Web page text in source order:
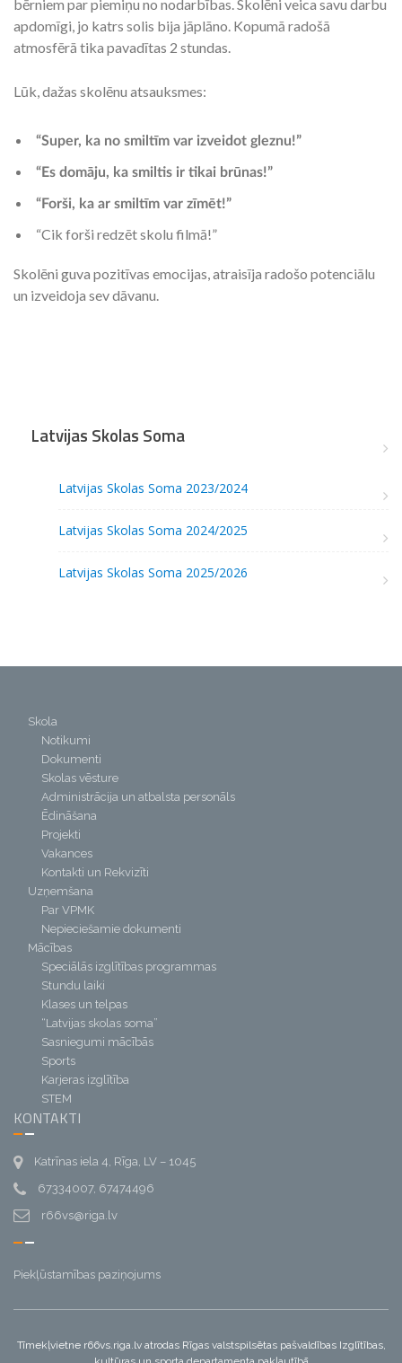
bērniem par piemiņu no nodarbības. Skolēni veica savu darbu
apdomīgi, jo katrs solis bija jāplāno. Kopumā radošā
atmosfērā tika pavadītas 2 stundas.
Lūk, dažas skolēnu atsauksmes:
“Super, ka no smiltīm var izveidot gleznu!”
“Es domāju, ka smiltis ir tikai brūnas!”
“Forši, ka ar smiltīm var zīmēt!”
“Cik forši redzēt skolu filmā!”
Skolēni guva pozitīvas emocijas, atraisīja radošo potenciālu
un izveidoja sev dāvanu.
Latvijas Skolas Soma
Latvijas Skolas Soma 2023/2024
Latvijas Skolas Soma 2024/2025
Latvijas Skolas Soma 2025/2026
Skola
Notikumi
Dokumenti
Skolas vēsture
Administrācija un atbalsta personāls
Ēdināšana
Projekti
Vakances
Kontakti un Rekvizīti
Uzņemšana
Par VPMK
Nepieciešamie dokumenti
Mācības
Speciālās izglītības programmas
Stundu laiki
Klases un telpas
“Latvijas skolas soma”
Sasniegumi mācībās
Sports
Karjeras izglītība
STEM
KONTAKTI
Katrīnas iela 4, Rīga, LV – 1045
67334007, 67474496
r66vs@riga.lv
Piekļūstamības paziņojums
Tīmekļvietne r66vs.riga.lv atrodas Rīgas valstspilsētas pašvaldības Izglītības,